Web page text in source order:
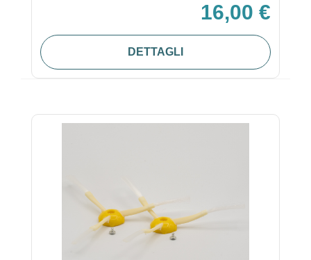
16,00 €
DETTAGLI